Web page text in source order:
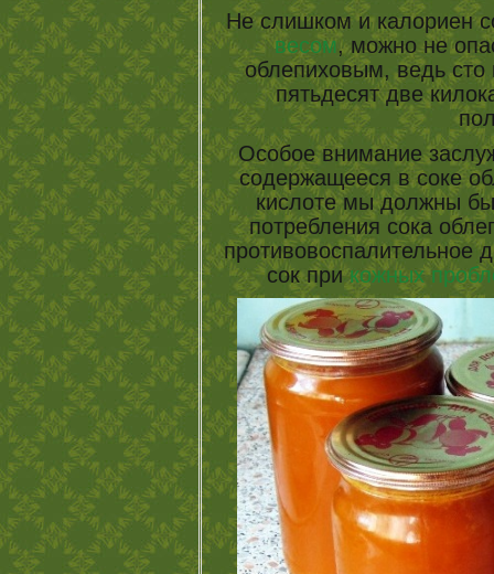
Не слишком и калориен
весом, можно не
облепиховым, ведь сто
пятьдесят две
Особое внимание
содержащееся в соке
кислоте мы должны
потребления сока
противовоспалительное
сок прикожных